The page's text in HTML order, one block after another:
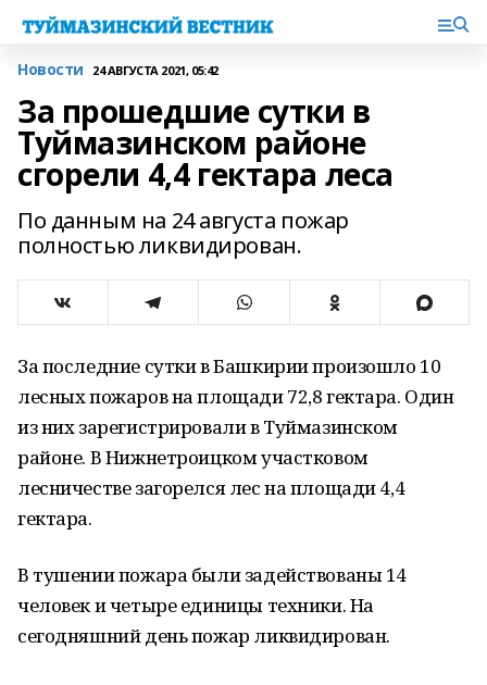
Новости 24 АВГУСТА 2021, 05:42
За прошедшие сутки в
Туймазинском районе
сгорели 4,4 гектара леса
По данным на 24 августа пожар
полностью ликвидирован.
За последние сутки в Башкирии произошло 10
лесных пожаров на площади 72,8 гектара. Один
из них зарегистрировали в Туймазинском
районе. В Нижнетроицком участковом
лесничестве загорелся лес на площади 4,4
гектара.
В тушении пожара были задействованы 14
человек и четыре единицы техники. На
сегодняшний день пожар ликвидирован.